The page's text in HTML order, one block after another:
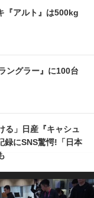
『アルト』は500kg
ングラー』に100台
る」日産『キャシュ
録にSNS驚愕!「日本